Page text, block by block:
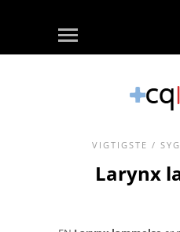
VIGTIGSTE /
Larynx